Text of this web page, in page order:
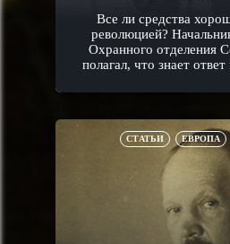
Все ли средства
революцией?
Охранного отделения
полагал, что знает
СТАТЬИ ЕВРОПА